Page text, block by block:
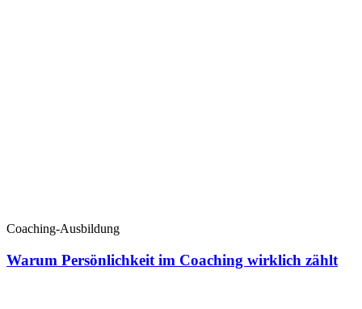
Coaching-Ausbildung
Warum Persönlichkeit im Coaching wirklich zählt